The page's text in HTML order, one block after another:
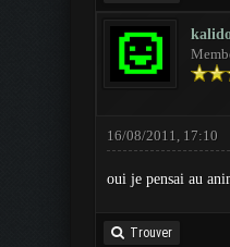
16/08/2011, 17:10
oui je pensai au
Trouver